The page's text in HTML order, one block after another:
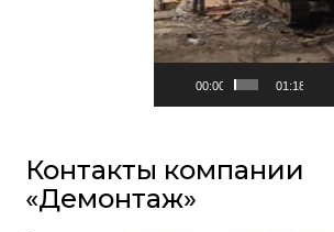
00:00 01:18
Контакты компании
«Демонтаж»